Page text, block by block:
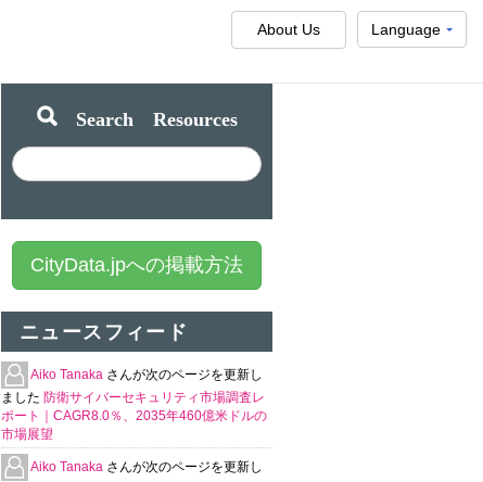
Language
About Us
Search Resources
CityData.jpへの掲載方法
ニュースフィード
Aiko Tanaka さんが次のページを更新し
ました 防衛サイバーセキュリティ市場調査レ
ポート｜CAGR8.0％、2035年460億米ドルの
市場展望
Aiko Tanaka さんが次のページを更新し